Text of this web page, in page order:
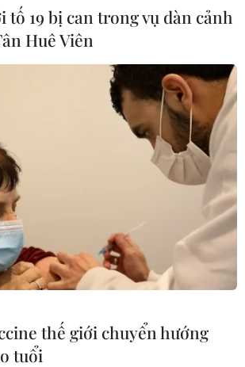
trị dòng chảy tối thiểu ở hạ
dòng chảy tối thiểu ở hạ lưu các hồ
nhằm bảo đảm hạn chế tối đa việc tạo
khô cạn, cũng như góp phần bảo
nươc cho lưu vực.
tố 19 bị can trong vụ dàn cảnh
Huê Viên
thế giới chuyển hướng
tuổi